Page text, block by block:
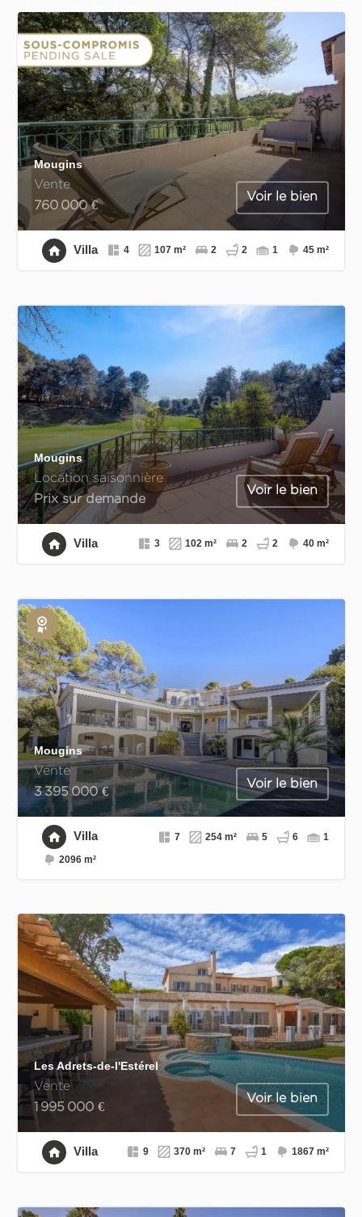
Mougins
Vente
760 000 €
Voir le bien
Villa 4 107 m² 2 2 1 45 m²
Mougins
Location saisonnière
Prix sur demande
Voir le bien
Villa 3 102 m² 2 2 40 m²
Exclusivité
Mougins
Vente
3 395 000 €
Voir le bien
Villa 7 254 m² 5 6 1
2096 m²
Les Adrets-de-l'Estérel
Vente
1 995 000 €
Voir le bien
Villa 9 370 m² 7 1 1867 m²